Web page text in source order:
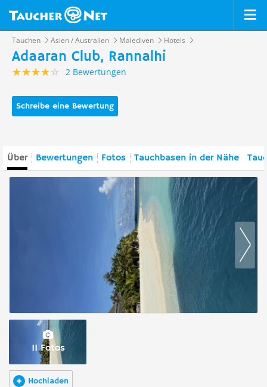
Tauchen Asien / Australien Malediven Hotels
Adaaran Club, Rannalhi
2 Bewertungen
Schreibe eine Bewertung
Über Bewertungen Fotos Tauchbasen in der Nähe
11 Fotos
Hochladen